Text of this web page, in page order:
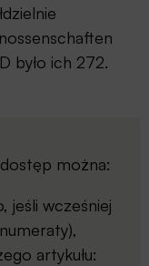
było ich 272.
dostęp można:
jeśli wcześniej
artykułu: